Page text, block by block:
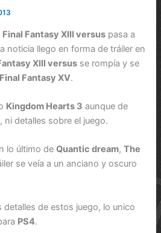
Final Fantasy XIII versus pasa a
noticia llego en forma de tráiler en
XIII versus se rompía y se
Final Fantasy XV.
Kingdom Hearts 3 aunque de
detalles sobre el juego.
lo último deQuantic dream,The
se veía a un anciano y oscuro
de estos juego, lo unico
PS4.